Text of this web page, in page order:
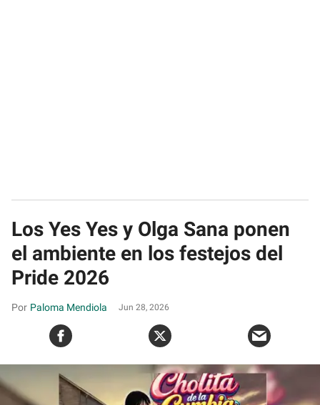
Los Yes Yes y Olga Sana ponen
el ambiente en los festejos del
Pride 2026
Paloma Mendiola Jun 28, 2026